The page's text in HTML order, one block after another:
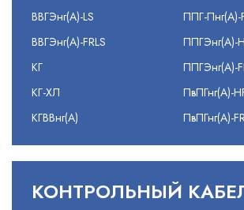
ВВГЭнг(А)-LS
ВВГЭнг(А)-FRLS
КГ
КГ-ХЛ
КГВВнг(А)
ППГ-Пнг(А)-
ППГЭнг(А)-
ППГЭнг(А)-
ПвПГнг(А)-
ПвПГнг(А)-
КОНТРОЛЬНЫЙ